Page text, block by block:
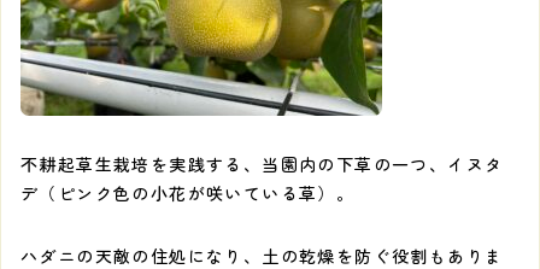
不耕起草生栽培を実践する、当園内の下草の一つ、イヌタ
デ（ピンク色の小花が咲いている草）。
ハダニの天敵の住処になり、土の乾燥を防ぐ役割もありま